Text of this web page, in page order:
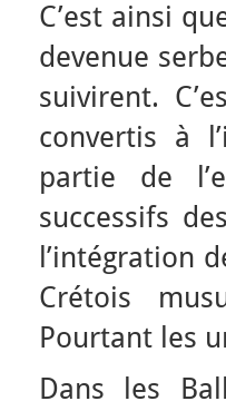
C’est ainsi
devenue
suivirent.
convertis à
partie de
successifs
l’intégration
Crétois
Pourtant les
Dans les